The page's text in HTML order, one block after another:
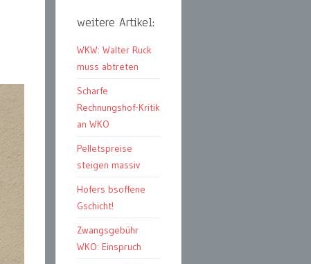
weitere Artikel:
WKW: Walter Ruck
muss abtreten
Scharfe
Rechnungshof-Kritik
an WKO
Pelletspreise
steigen massiv
Hofers bsoffene
Gschicht!
Zwangsgebühr
WKO: Einspruch